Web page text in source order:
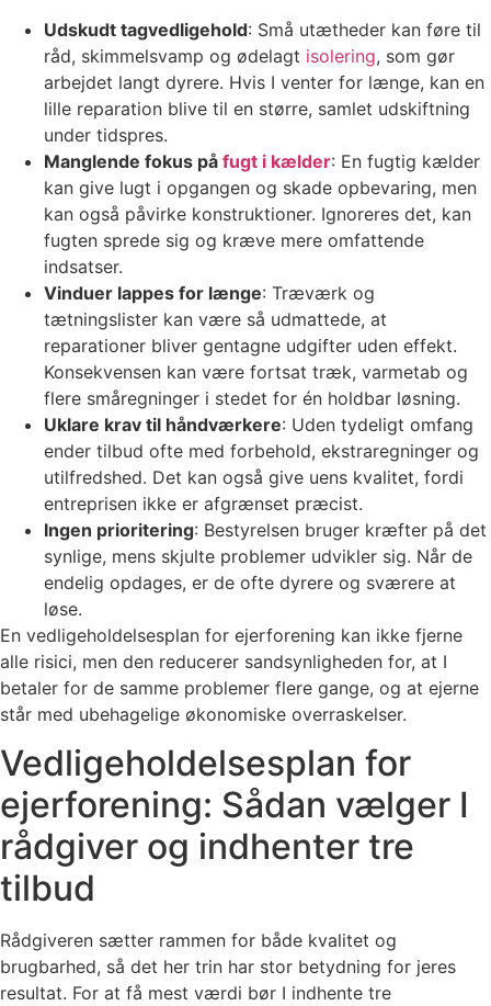
Udskudt tagvedligehold: Små utætheder kan føre til
råd, skimmelsvamp og ødelagt isolering, som gør
arbejdet langt dyrere. Hvis I venter for længe, kan en
lille reparation blive til en større, samlet udskiftning
under tidspres.
Manglende fokus på fugt i kælder: En fugtig kælder
kan give lugt i opgangen og skade opbevaring, men
kan også påvirke konstruktioner. Ignoreres det, kan
fugten sprede sig og kræve mere omfattende
indsatser.
Vinduer lappes for længe: Træværk og
tætningslister kan være så udmattede, at
reparationer bliver gentagne udgifter uden effekt.
Konsekvensen kan være fortsat træk, varmetab og
flere småregninger i stedet for én holdbar løsning.
Uklare krav til håndværkere: Uden tydeligt omfang
ender tilbud ofte med forbehold, ekstraregninger og
utilfredshed. Det kan også give uens kvalitet, fordi
entreprisen ikke er afgrænset præcist.
Ingen prioritering: Bestyrelsen bruger kræfter på det
synlige, mens skjulte problemer udvikler sig. Når de
endelig opdages, er de ofte dyrere og sværere at
løse.
En vedligeholdelsesplan for ejerforening kan ikke fjerne
alle risici, men den reducerer sandsynligheden for, at I
betaler for de samme problemer flere gange, og at ejerne
står med ubehagelige økonomiske overraskelser.
Vedligeholdelsesplan for
ejerforening: Sådan vælger I
rådgiver og indhenter tre
tilbud
Rådgiveren sætter rammen for både kvalitet og
brugbarhed, så det her trin har stor betydning for jeres
resultat. For at få mest værdi bør I indhente tre